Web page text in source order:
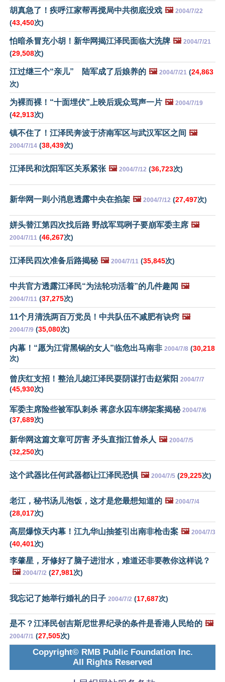
胡真急了！疾呼江家帮再搅局中共彻底没戏 🖼️ 2004/7/22
(43,450次)
怕暗杀冒充小胡！新华网揭江泽民面临大洗牌 🖼️ 2004/7/21
(29,508次)
江过继三个“亲儿” 陆军成了后娘养的 🖼️ 2004/7/21 (24,863
次)
为裸而裸！“十面埋伏”上映后观众骂声一片 🖼️ 2004/7/19
(42,913次)
镇不住了！江泽民奔波于济南军区与武汉军区之间 🖼️
2004/7/14 (38,439次)
江泽民和沈阳军区关系紧张 🖼️ 2004/7/12 (36,723次)
新华网一则小消息透露中央在掐架 🖼️ 2004/7/12 (27,497次)
姘头替江第四次找后路 野战军骂咧子要崩军委主席 🖼️
2004/7/11 (46,267次)
江泽民四次准备后路揭秘 🖼️ 2004/7/11 (35,845次)
中共官方透露江泽民“为法轮功活着”的几件趣闻 🖼️
2004/7/11 (37,275次)
11个月清洗两百万党员！中共队伍不减肥有诀窍 🖼️
2004/7/9 (35,080次)
内幕！“愿为江背黑锅的女人”临危出马南非 2004/7/8 (30,218
次)
曾庆红支招！整治儿媳江泽民耍阴谋打击赵紫阳 2004/7/7
(45,930次)
军委主席险些被军队刺杀 蒋彦永囚车绑架案揭秘 2004/7/6
(37,689次)
新华网这篇文章可厉害 矛头直指江曾杀人 🖼️ 2004/7/5
(32,250次)
这个武器比任何武器都让江泽民恐惧 🖼️ 2004/7/5 (29,225次)
老江，秘书汤儿泡饭，这才是您最想知道的 🖼️ 2004/7/4
(28,017次)
高层爆惊天内幕！江九华山抽签引出南非枪击案 🖼️ 2004/7/3
(40,401次)
李肇星，牙修好了脑子进泔水，难道还非要教你这样说？
🖼️ 2004/7/2 (27,981次)
我忘记了她举行婚礼的日子 2004/7/2 (17,687次)
是不？江泽民创吉斯尼世界纪录的条件是香港人民给的 🖼️
2004/7/1 (27,505次)
Copyright© RMB Public Foundation Inc.
All Rights Reserved